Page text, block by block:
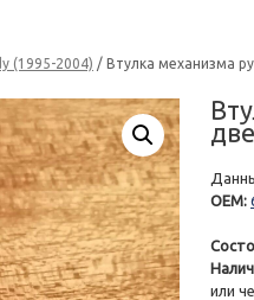
(1995-2004) / Втулка механизма
OEM:
или